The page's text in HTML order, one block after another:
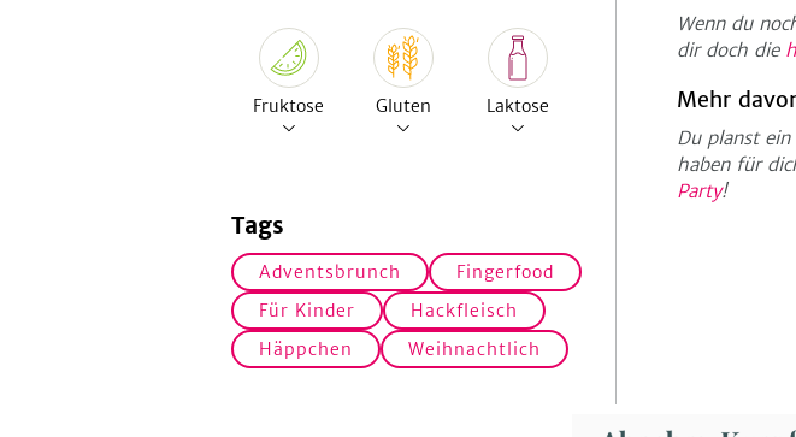
Fruktose Gluten Laktose
Tags
Adventsbrunch
Fingerfood
Für Kinder
Hackfleisch
Häppchen
Weihnachtlich
Wenn du
dir doch die
Mehr
Du planst
haben für
Party!